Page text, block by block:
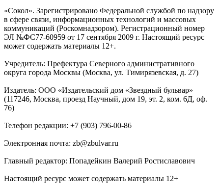
«Сокол». Зарегистрировано Федеральной службой по надзору
в сфере связи, информационных технологий и массовых
коммуникаций (Роскомнадзором). Регистрационный номер
ЭЛ №ФС77-60959 от 17 сентября 2009 г. Настоящий ресурс
может содержать материалы 12+.
Учредитель: Префектура Северного административного
округа города Москвы (Москва, ул. Тимирязевская, д. 27)
Издатель: ООО «Издательский дом «Звездный бульвар»
(117246, Москва, проезд Научный, дом 19, эт. 2, ком. 6Д, оф.
76)
Телефон редакции: +7 (903) 796-00-86
Электронная почта: zb@zbulvar.ru
Главный редактор: Попадейкин Валерий Ростиславович
Настоящий ресурс может содержать материалы 12+